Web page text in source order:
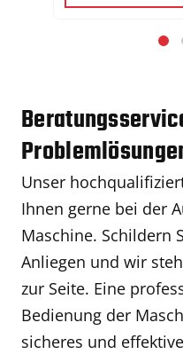
Unser
Ihnen gerne bei der
Maschine. Schildern
Anliegen und wir
zur Seite. Eine
Bedienung der
sicheres und